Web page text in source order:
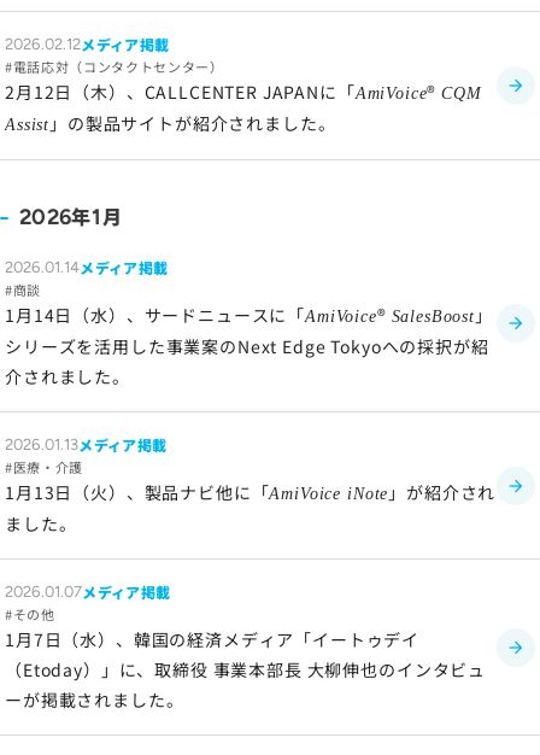
2026.02.12メディア掲載
電話応対（コンタクトセンター）
2月12日（木）、CALLCENTER JAPANに「AmiVoice®CQM
Assist 」の製品サイトが紹介されました。
2026年1月
2026.01.14メディア掲載
商談
1月14日（水）、サードニュースに「AmiVoice® SalesBoost 」
シリーズを活用した事業案のNext Edge Tokyoへの採択が紹
介されました。
2026.01.13メディア掲載
医療・介護
1月13日（火）、製品ナビ他に「AmiVoice iNote 」が紹介され
ました。
2026.01.07メディア掲載
その他
1月7日（水）、韓国の経済メディア「イートゥデイ
（Etoday）」に、取締役 事業本部長 大柳伸也のインタビュ
ーが掲載されました。